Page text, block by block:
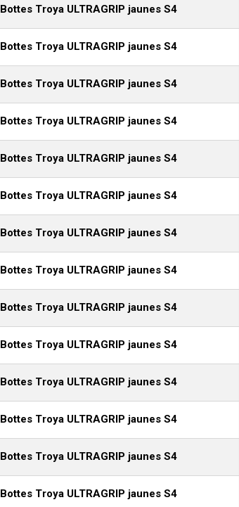
Bottes Troya ULTRAGRIP jaunes S4
Bottes Troya ULTRAGRIP jaunes S4
Bottes Troya ULTRAGRIP jaunes S4
Bottes Troya ULTRAGRIP jaunes S4
Bottes Troya ULTRAGRIP jaunes S4
Bottes Troya ULTRAGRIP jaunes S4
Bottes Troya ULTRAGRIP jaunes S4
Bottes Troya ULTRAGRIP jaunes S4
Bottes Troya ULTRAGRIP jaunes S4
Bottes Troya ULTRAGRIP jaunes S4
Bottes Troya ULTRAGRIP jaunes S4
Bottes Troya ULTRAGRIP jaunes S4
Bottes Troya ULTRAGRIP jaunes S4
Bottes Troya ULTRAGRIP jaunes S4